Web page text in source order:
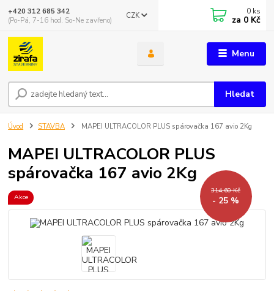
Menu
CZK
Hledat
+420 312 685 342
(Po-Pá, 7-16 hod. So-Ne zavřeno)
0 ks
za 0 Kč
Úvod STAVBA MAPEI ULTRACOLOR PLUS spárovačka 167 avio 2Kg
MAPEI ULTRACOLOR PLUS
spárovačka 167 avio 2Kg
Akce
314,60 Kč
- 25 %